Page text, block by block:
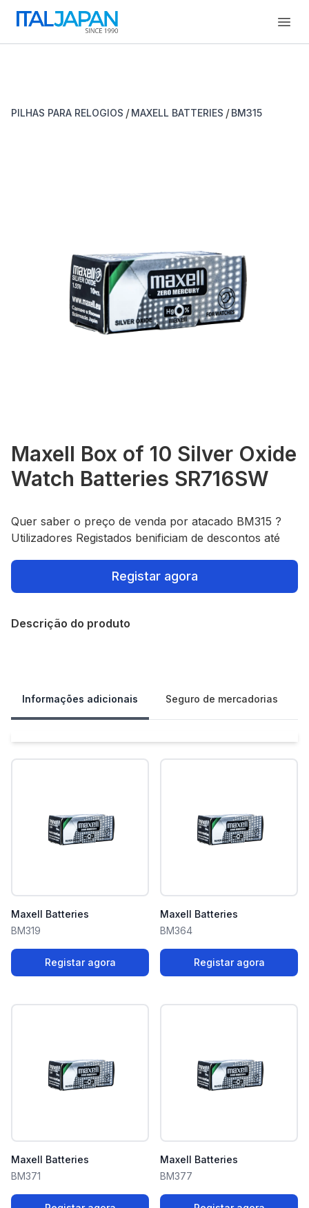
PILHAS PARA RELOGIOS / MAXELL BATTERIES / BM315
Maxell Box of 10 Silver Oxide
Watch Batteries SR716SW
Quer saber o preço de venda por atacado BM315 ?
Utilizadores Registados benificiam de descontos até
Registar agora
Descrição do produto
Informações adicionais Seguro de mercadorias
Maxell Batteries
BM319
Registar agora
Maxell Batteries
BM364
Registar agora
Maxell Batteries
BM371
Maxell Batteries
BM377